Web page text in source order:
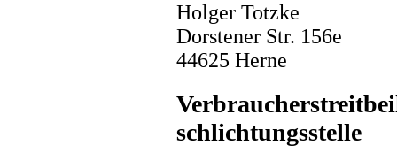
Holger Totzke
Dorstener Str. 156e
44625 Herne
schlichtungs­stelle